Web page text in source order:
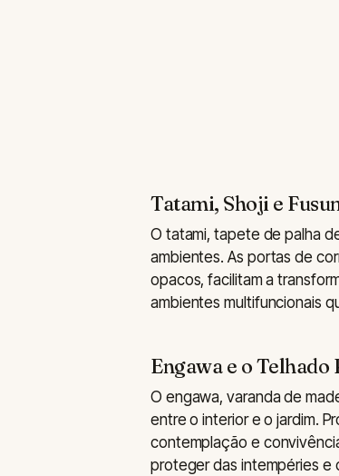
Tatami, Shoji e
O tatami, tapete de palha
ambientes. As portas de
opacos, facilitam a
ambientes multifuncionais
Engawa e o
O engawa, varanda de
entre o interior e o jardim.
contemplação e
proteger das intempéries e